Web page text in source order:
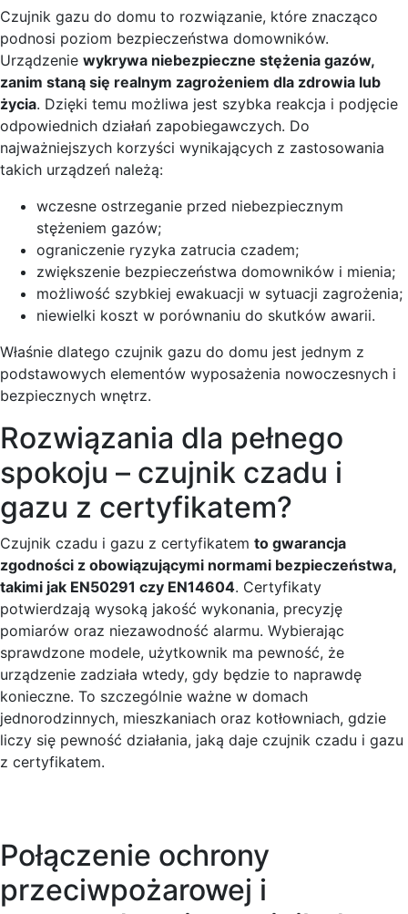
Czujnik gazu do domu to rozwiązanie, które znacząco
podnosi poziom bezpieczeństwa domowników.
Urządzenie wykrywa niebezpieczne stężenia gazów,
zanim staną się realnym zagrożeniem dla zdrowia lub
życia. Dzięki temu możliwa jest szybka reakcja i podjęcie
odpowiednich działań zapobiegawczych. Do
najważniejszych korzyści wynikających z zastosowania
takich urządzeń należą:
wczesne ostrzeganie przed niebezpiecznym
stężeniem gazów;
ograniczenie ryzyka zatrucia czadem;
zwiększenie bezpieczeństwa domowników i mienia;
możliwość szybkiej ewakuacji w sytuacji zagrożenia;
niewielki koszt w porównaniu do skutków awarii.
Właśnie dlatego czujnik gazu do domu jest jednym z
podstawowych elementów wyposażenia nowoczesnych i
bezpiecznych wnętrz.
Rozwiązania dla pełnego
spokoju – czujnik czadu i
gazu z certyfikatem?
Czujnik czadu i gazu z certyfikatem to gwarancja
zgodności z obowiązującymi normami bezpieczeństwa,
takimi jak EN50291 czy EN14604. Certyfikaty
potwierdzają wysoką jakość wykonania, precyzję
pomiarów oraz niezawodność alarmu. Wybierając
sprawdzone modele, użytkownik ma pewność, że
urządzenie zadziała wtedy, gdy będzie to naprawdę
konieczne. To szczególnie ważne w domach
jednorodzinnych, mieszkaniach oraz kotłowniach, gdzie
liczy się pewność działania, jaką daje czujnik czadu i gazu
z certyfikatem.
Połączenie ochrony
przeciwpożarowej i